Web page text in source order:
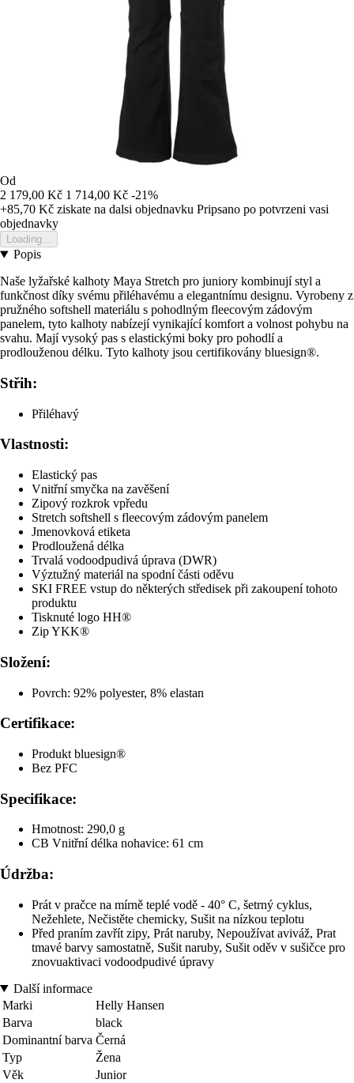
Od
2 179,00 Kč 1 714,00 Kč -21%
+85,70 Kč ziskate na dalsi objednavku Pripsano po potvrzeni vasi
objednavky
Loading...
Popis
Naše lyžařské kalhoty Maya Stretch pro juniory kombinují styl a
funkčnost díky svému přiléhavému a elegantnímu designu. Vyrobeny z
pružného softshell materiálu s pohodlným fleecovým zádovým
panelem, tyto kalhoty nabízejí vynikající komfort a volnost pohybu na
svahu. Mají vysoký pas s elastickými boky pro pohodlí a
prodlouženou délku. Tyto kalhoty jsou certifikovány bluesign®.
Střih:
Přiléhavý
Vlastnosti:
Elastický pas
Vnitřní smyčka na zavěšení
Zipový rozkrok vpředu
Stretch softshell s fleecovým zádovým panelem
Jmenovková etiketa
Prodloužená délka
Trvalá vodoodpudivá úprava (DWR)
Výztužný materiál na spodní části oděvu
SKI FREE vstup do některých středisek při zakoupení tohoto
produktu
Tisknuté logo HH®
Zip YKK®
Složení:
Povrch: 92% polyester, 8% elastan
Certifikace:
Produkt bluesign®
Bez PFC
Specifikace:
Hmotnost: 290,0 g
CB Vnitřní délka nohavice: 61 cm
Údržba:
Prát v pračce na mírně teplé vodě - 40° C, šetrný cyklus,
Nežehlete, Nečistěte chemicky, Sušit na nízkou teplotu
Před praním zavřít zipy, Prát naruby, Nepoužívat aviváž, Prat
tmavé barvy samostatně, Sušit naruby, Sušit oděv v sušičce pro
znovuaktivaci vodoodpudivé úpravy
Další informace
Marki
Helly Hansen
Barva
black
Dominantní barva Černá
Typ
Žena
Věk
Junior